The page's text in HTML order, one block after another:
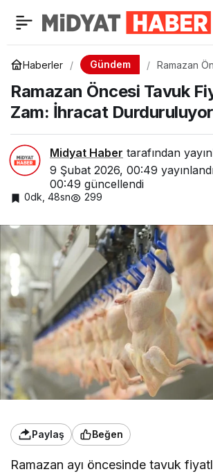
Haberler Gündem
Ramazan
Ramazan Öncesi Tavuk
Zam: İhracat Durduruluyor
Midyat Haber tarafından
9 Şubat 2026, 00:49
00:49 güncellendi
0dk, 48sn 299
Paylaş Beğen
Ramazan ayı öncesinde tavuk